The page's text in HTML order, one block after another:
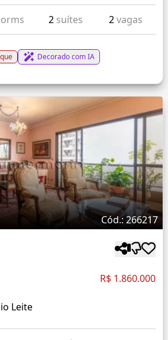
2 suítes 2vagas
Decorado com IA
Cód.: 266217
R$ 1.860.000
Leite